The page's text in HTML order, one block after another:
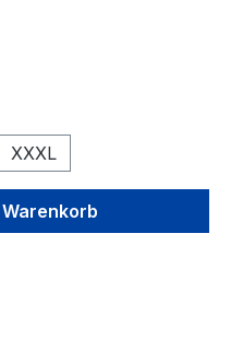
XXXL
Wert